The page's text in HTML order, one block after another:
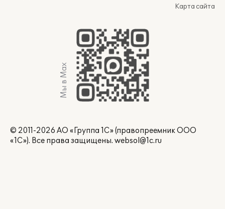
Карта сайта
Мы в Max
© 2011-2026 АО «Группа 1С» (правопреемник ООО
«1С»). Все права защищены. websol@1c.ru